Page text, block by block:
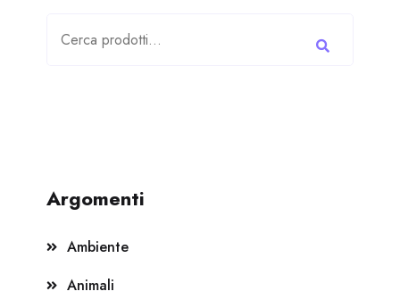
Argomenti
Ambiente
Animali